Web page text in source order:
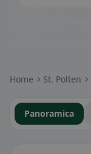
Home St. Pölten
Panoramica